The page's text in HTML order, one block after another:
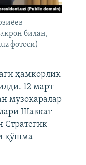
билан,
фотоси)
ҳамкорлик
12 март
музокаралар
Шавкат
Стратегик
қўшма